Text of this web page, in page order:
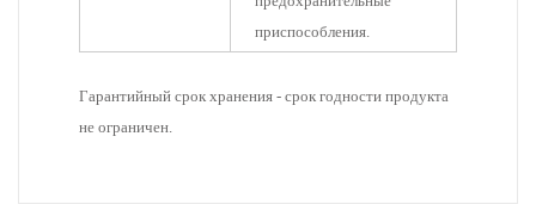
приспособления.
Гарантийный срок хранения - cрок годности продукта
не ограничен.